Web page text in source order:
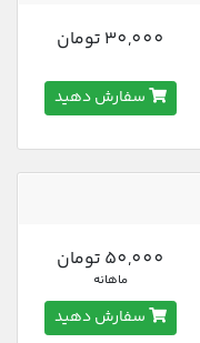
30,000 تومان
سفارش دهید
50,000 تومان
ماهانه
سفارش دهید